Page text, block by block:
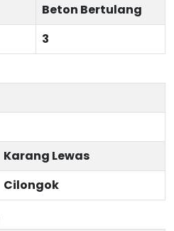
Beton Bertulang
3
Karang Lewas
Cilongok